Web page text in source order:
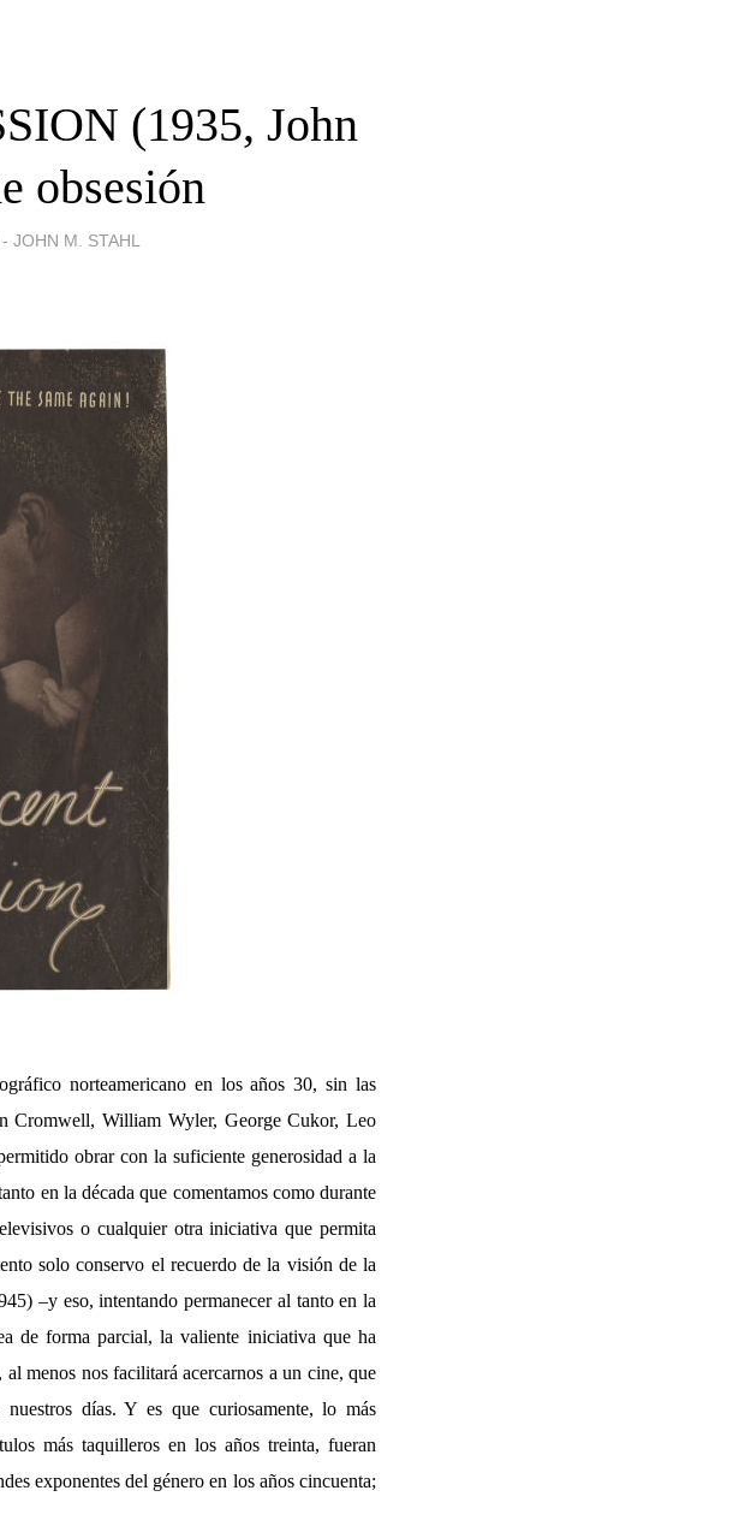
(1935, John
obsesión
- JOHN M. STAHL
norteamericano en los años 30, sin las
Cromwell, William Wyler, George Cukor, Leo
obrar con la suficiente generosidad a la
en la década que comentamos como durante
o cualquier otra iniciativa que permita
solo conservo el recuerdo de la visión de la
–y eso, intentando permanecer al tanto en la
de forma parcial, la valiente iniciativa que ha
menos nos facilitará acercarnos a un cine, que
días. Y es que curiosamente, lo más
más taquilleros en los años treinta, fueran
exponentes del género en los años cincuenta;